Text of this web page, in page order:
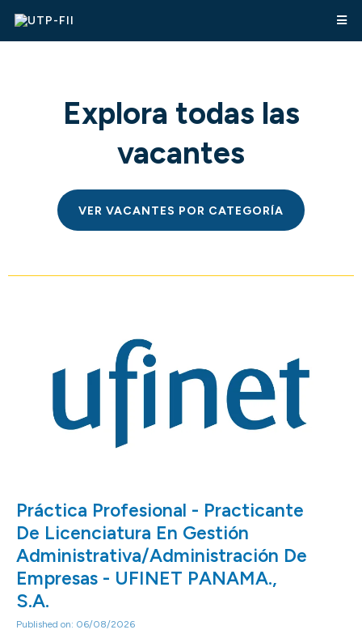
Explora todas las
vacantes
VER VACANTES POR CATEGORÍA
Práctica Profesional - Practicante
De Licenciatura En Gestión
Administrativa/Administración De
Empresas - UFINET PANAMA.,
S.A.
Published on: 06/08/2026